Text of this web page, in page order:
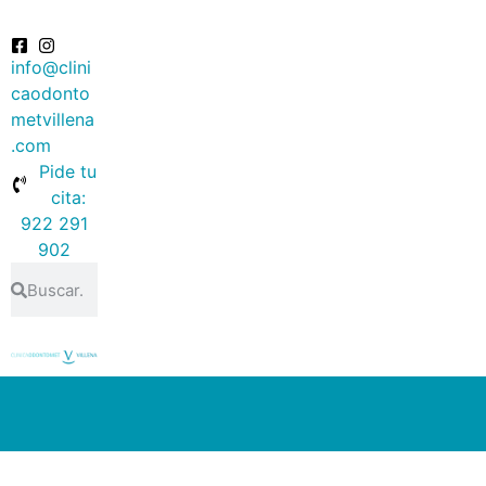
info@clini
caodonto
metvillena
.com
Pide tu
cita:
922 291
902